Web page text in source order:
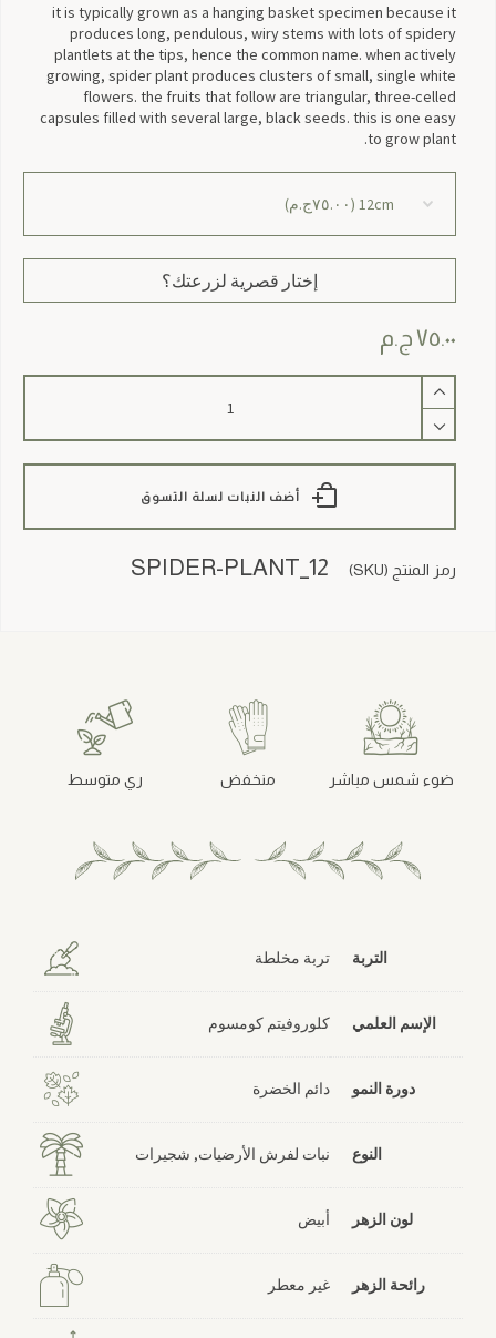
it is typically grown as a hanging basket specimen because it
produces long, pendulous, wiry stems with lots of spidery
plantlets at the tips, hence the common name. when actively
growing, spider plant produces clusters of small, single white
flowers. the fruits that follow are triangular, three-celled
capsules filled with several large, black seeds. this is one easy
to grow plant.
إختار قصرية لزرعتك؟
٧٥.٠٠ ج.م
كمية
Spider
Plant
أضف النبات لسلة التسوق
رمز المنتج (SKU) SPIDER-PLANT_12
ضوء شمس مباشر منخفض ري متوسط
التربة تربة مخلطة
الإسم العلمي كلوروفيتم كومسوم
دورة النمو دائم الخضرة
النوع نبات لفرش الأرضيات, شجيرات
لون الزهر أبيض
رائحة الزهر غير معطر